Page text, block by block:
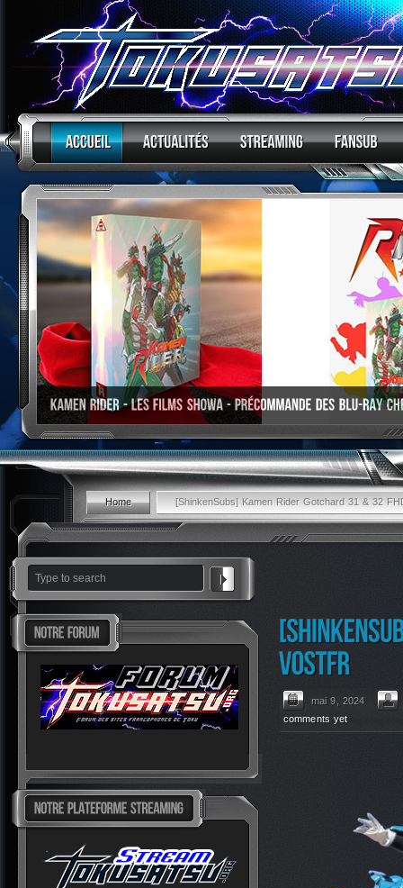
Home [ShinkenSubs] Kamen Rider Gotchard 31 & 32
mai 9, 2024
comments yet